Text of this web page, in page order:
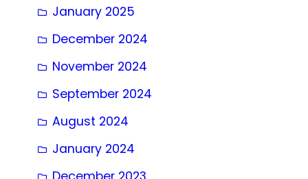
January 2025
December 2024
November 2024
September 2024
August 2024
January 2024